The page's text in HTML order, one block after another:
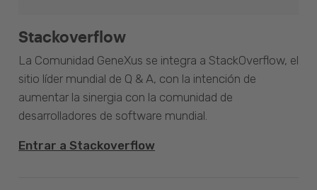
Stackoverflow
La Comunidad GeneXus se integra a StackOverflow, el
sitio líder mundial de Q & A, con la intención de
aumentar la sinergia con la comunidad de
desarrolladores de software mundial.
Entrar a Stackoverflow